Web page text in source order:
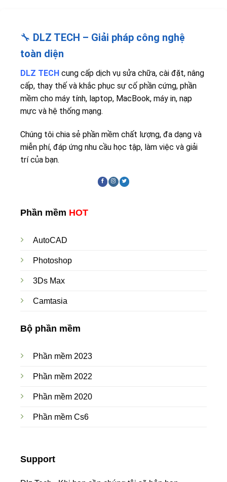
🔧 DLZ TECH – Giải pháp công nghệ
toàn diện
DLZ TECH cung cấp dịch vụ sửa chữa, cài đặt, nâng
cấp, thay thế và khắc phục sự cố phần cứng, phần
mềm cho máy tính, laptop, MacBook, máy in, nạp
mực và hệ thống mạng.
Chúng tôi chia sẻ phần mềm chất lượng, đa dạng và
miễn phí, đáp ứng nhu cầu học tập, làm việc và giải
trí của bạn.
Phần mềm HOT
AutoCAD
Photoshop
3Ds Max
Camtasia
Bộ phần mềm
Phần mềm 2023
Phần mềm 2022
Phần mềm 2020
Phần mềm Cs6
Support